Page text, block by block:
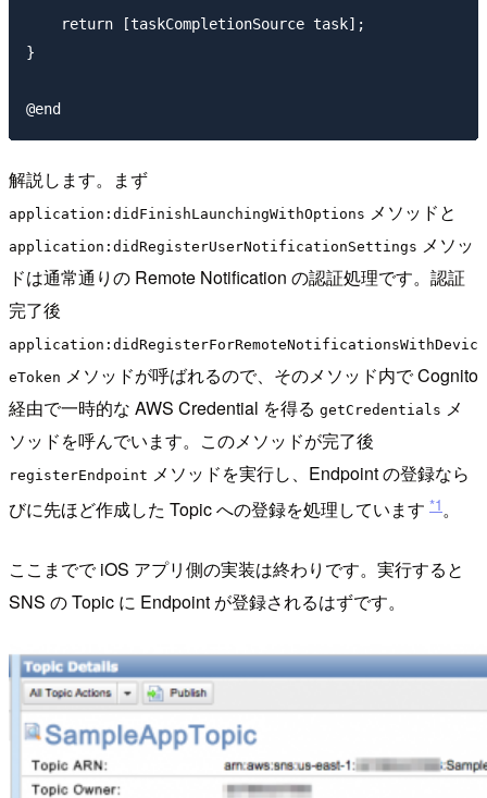
    return [taskCompletionSource task];
}
解説します。まず
application:didFinishLaunchingWithOptions メソッドと
application:didRegisterUserNotificationSettings メソッ
ドは通常通りの Remote Notification の認証処理です。認証
完了後
application:didRegisterForRemoteNotificationsWithDevic
eToken メソッドが呼ばれるので、そのメソッド内で Cognito
経由で一時的な AWS Credential を得る getCredentials メ
ソッドを呼んでいます。このメソッドが完了後
registerEndpoint メソッドを実行し、Endpoint の登録なら
びに先ほど作成した Topic への登録を処理しています *1。
ここまでで iOS アプリ側の実装は終わりです。実行すると
SNS の Topic に Endpoint が登録されるはずです。